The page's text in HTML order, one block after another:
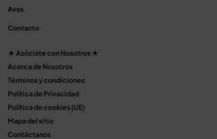
Aves
Contacto
★ Asóciate con Nosotros ★
Acerca de Nosotros
Términos y condiciones
Política de Privacidad
Política de cookies (UE)
Mapa del sitio
Contáctanos